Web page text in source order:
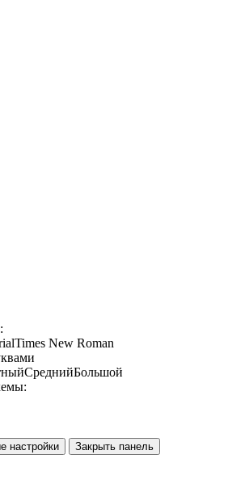
Times New Roman
СреднийБольшой
настройки Закрыть панель